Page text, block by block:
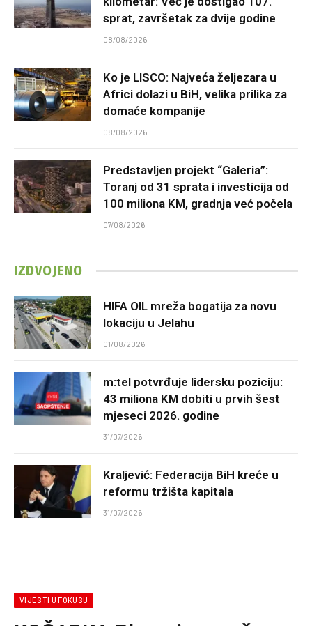
sprat, završetak za dvije godine
08/08/2026
Ko je LISCO: Najveća željezara u
Africi dolazi u BiH, velika prilika za
domaće kompanije
08/08/2026
Predstavljen projekt “Galeria”:
Toranj od 31 sprata i investicija od
100 miliona KM, gradnja već počela
07/08/2026
IZDVOJENO
HIFA OIL mreža bogatija za novu
lokaciju u Jelahu
01/08/2026
m:tel potvrđuje lidersku poziciju:
43 miliona KM dobiti u prvih šest
mjeseci 2026. godine
31/07/2026
Kraljević: Federacija BiH kreće u
reformu tržišta kapitala
31/07/2026
VIJESTI U FOKUSU